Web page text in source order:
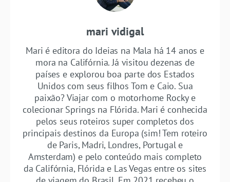
mari vidigal
Mari é editora do Ideias na Mala há 14 anos e
mora na Califórnia. Já visitou dezenas de
países e explorou boa parte dos Estados
Unidos com seus filhos Tom e Caio. Sua
paixão? Viajar com o motorhome Rocky e
colecionar Springs na Flórida. Mari é conhecida
pelos seus roteiros super completos dos
principais destinos da Europa (sim! Tem roteiro
de Paris, Madri, Londres, Portugal e
Amsterdam) e pelo conteúdo mais completo
da Califórnia, Flórida e Las Vegas entre os sites